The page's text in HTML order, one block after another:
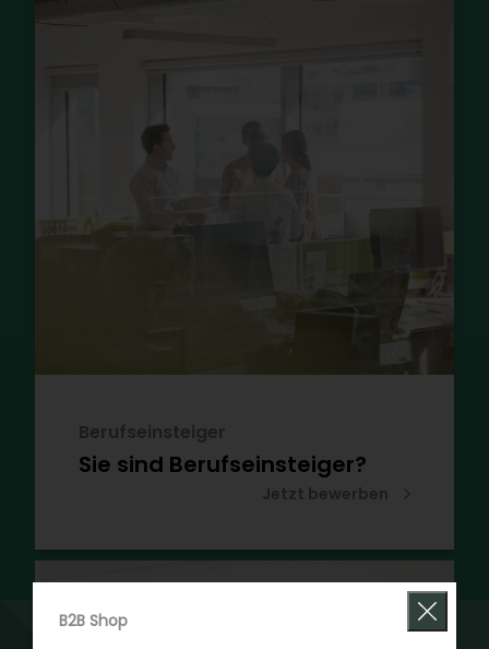
B2B Shop
Berufseinsteiger
Sie sind Berufseinsteiger?
Jetzt bewerben